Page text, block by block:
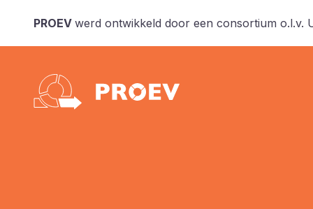
PROEV werd ontwikkeld door een consortium o.l.v.